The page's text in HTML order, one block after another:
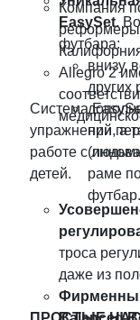
Компания
Allegro 2
EasySet.
футбара:
внизу,
других
при
раме
футбар.
Система
упражнений, а
работе с
детей.
троса
даже из